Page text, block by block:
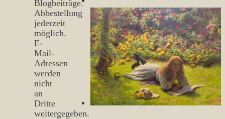
Blogbeiträge.
Abbestellung
jederzeit
möglich.
E-
Mail-
Adressen
werden
nicht
an
Dritte
weitergegeben.